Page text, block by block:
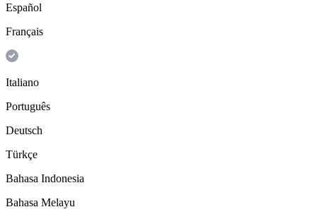
Español
Français
Italiano
Português
Deutsch
Türkçe
Bahasa Indonesia
Bahasa Melayu